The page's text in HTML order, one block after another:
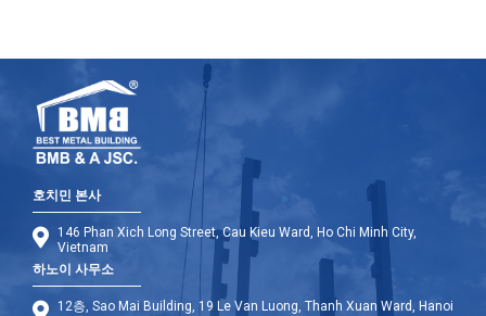
호치민 본사
146 Phan Xich Long Street, Cau Kieu Ward, Ho Chi Minh City,
Vietnam
하노이 사무소
12층, Sao Mai Building, 19 Le Van Luong, Thanh Xuan Ward, Hanoi